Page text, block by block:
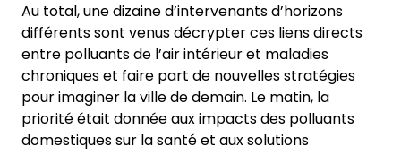
Au total, une dizaine d’intervenants d’horizons
différents sont venus décrypter ces liens directs
entre polluants de l’air intérieur et maladies
chroniques et faire part de nouvelles stratégies
pour imaginer la ville de demain. Le matin, la
priorité était donnée aux impacts des polluants
domestiques sur la santé et aux solutions